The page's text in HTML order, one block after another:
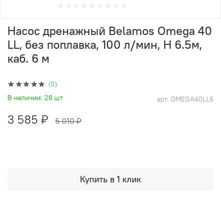
(0)
арт. OMEGA40LL6
В наличии: 28 шт
Насос дренажный Belamos Omega 40
LL, без поплавка, 100 л/мин, Н 6.5м,
каб. 6 м
3 585 ₽ 5 010 ₽
Купить в 1 клик